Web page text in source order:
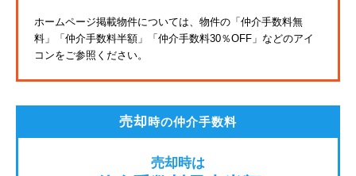
東武東上線
JR鶴見線
ホームページ掲載物件については、物件の「仲介手数料無
料」
「仲介手数料半額」「仲介手数料30％OFF」などのアイ
コンをご参照ください。
売却時の仲介手数料
売却時は